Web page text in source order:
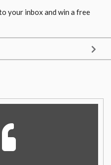
your inbox and win a free